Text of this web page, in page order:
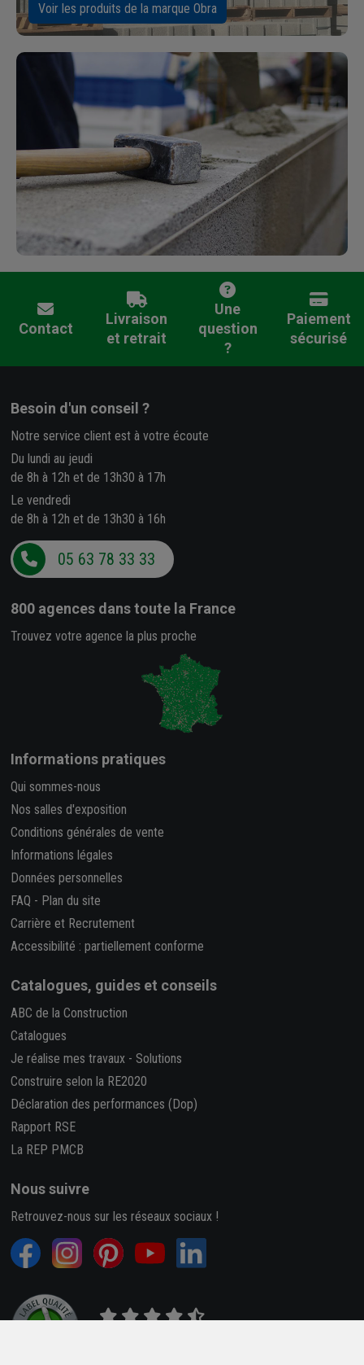
Voir les produits de la marque Obra
Contact
Livraison
et retrait
Une
question
?
Paiement
sécurisé
Besoin d'un conseil ?
Notre service client est à votre écoute
Du lundi au jeudi
de 8h à 12h et de 13h30 à 17h
Le vendredi
de 8h à 12h et de 13h30 à 16h
05 63 78 33 33
800 agences dans toute la France
Trouvez votre agence la plus proche
Informations pratiques
Qui sommes-nous
Nos salles d'exposition
Conditions générales de vente
Informations légales
Données personnelles
FAQ - Plan du site
Carrière et Recrutement
Accessibilité : partiellement conforme
Catalogues, guides et conseils
ABC de la Construction
Catalogues
Je réalise mes travaux - Solutions
Construire selon la RE2020
Déclaration des performances (Dop)
Rapport RSE
La REP PMCB
Nous suivre
Retrouvez-nous sur les réseaux sociaux !